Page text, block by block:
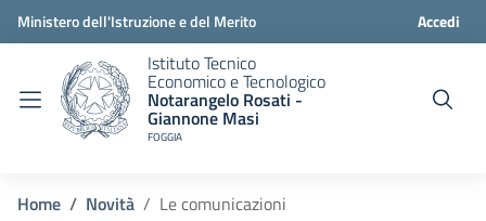
Ministero dell'Istruzione e del Merito Accedi
Istituto Tecnico
Economico e Tecnologico
Notarangelo Rosati -
Giannone Masi
FOGGIA
Home Novità Le comunicazioni